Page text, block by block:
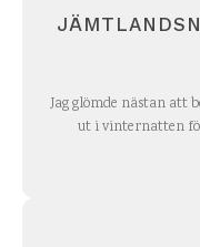
Jag glömde nästan att
ut i vinternatten